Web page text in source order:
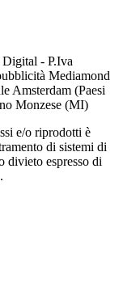
- P.Iva
Mediamond
Amsterdam (Paesi
Monzese (MI)
e/o riprodotti è
di sistemi di
divieto espresso di